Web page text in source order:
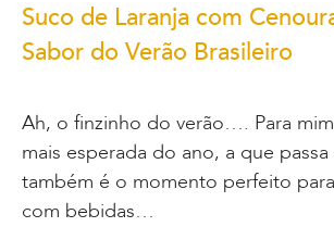
Suco de Laranja com
Sabor do Verão Brasileiro
Ah, o finzinho do verão…. Para
mais esperada do ano, a que
também é o momento perfeito
com bebidas…